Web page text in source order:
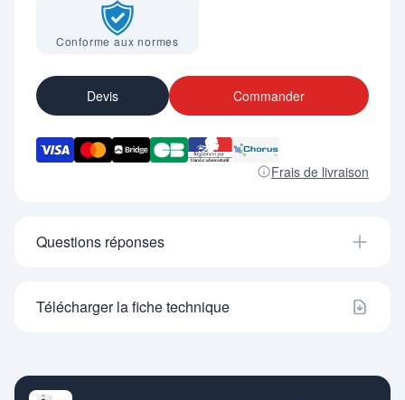
- Surface couverte : 250 à 300 m².
- Poignée de transport et roulettes.
- Dim. (mm) : H. 740 x L. 340 x P. 360.
- Conformes aux certifications : CE et RoHs.
- Garantie 2 ans.
Conforme aux normes
Devis Commander
Frais de livraison
Questions réponses
Télécharger la fiche technique